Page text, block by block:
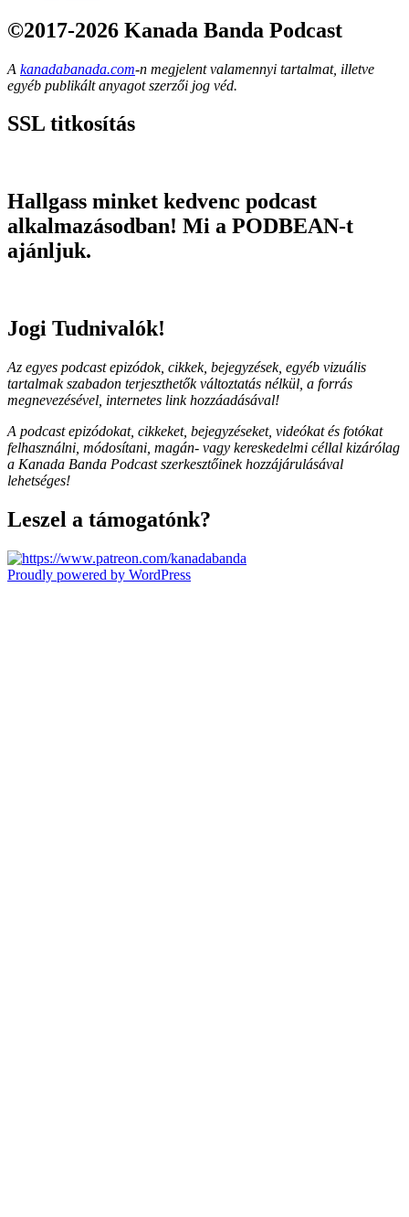
©2017-2026 Kanada Banda Podcast
A kanadabanada.com-n megjelent valamennyi tartalmat, illetve
egyéb publikált anyagot szerzői jog véd.
SSL titkosítás
Hallgass minket kedvenc podcast
alkalmazásodban! Mi a PODBEAN-t
ajánljuk.
Jogi Tudnivalók!
Az egyes podcast epizódok, cikkek, bejegyzések, egyéb vizuális
tartalmak szabadon terjeszthetők változtatás nélkül, a forrás
megnevezésével, internetes link hozzáadásával!
A podcast epizódokat, cikkeket, bejegyzéseket, videókat és fotókat
felhasználni, módosítani, magán- vagy kereskedelmi céllal kizárólag
a Kanada Banda Podcast szerkesztőinek hozzájárulásával
lehetséges!
Leszel a támogatónk?
Proudly powered by WordPress